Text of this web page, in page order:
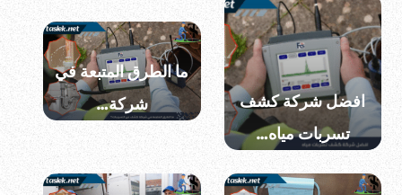
افضل شركة كشف
تسربات مياه…
ما الطرق المتبعة في
شركة…